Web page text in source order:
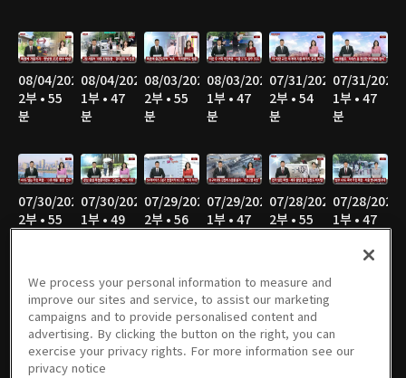
08/04/2026
2부 • 55
분
08/04/2026
1부 • 47
분
08/03/2026
2부 • 55
분
08/03/2026
1부 • 47
분
07/31/2026
2부 • 54
분
07/31/2026
1부 • 47
분
07/30/2026
2부 • 55
07/30/2026
1부 • 49
07/29/2026
2부 • 56
07/29/2026
1부 • 47
07/28/2026
2부 • 55
07/28/2026
1부 • 47
07/27/2026
2부 • 58
분
07/27/2026
1부 • 46
분
07/24/2026
2부 • 56
분
07/24/2026
1부 • 47
분
07/23/2026
2부 • 55
분
1부 • 47
분
We process your personal information to measure and
improve our sites and service, to assist our marketing
campaigns and to provide personalised content and
advertising. By clicking the button on the right, you can
exercise your privacy rights. For more information see our
privacy notice